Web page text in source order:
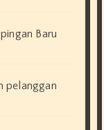
Baru
pelanggan